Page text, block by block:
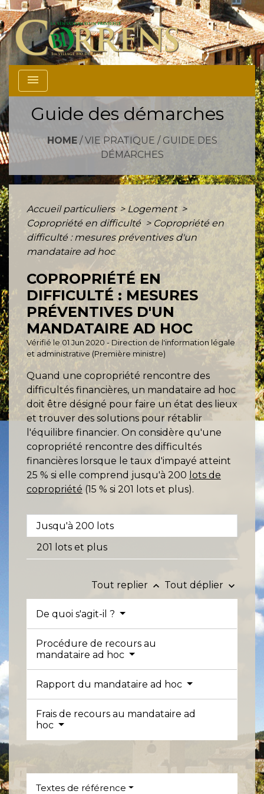
menu
Guide des démarches
HOME/ VIE PRATIQUE / GUIDE DES
DÉMARCHES
Accueil particuliers > Logement >
Copropriété en difficulté > Copropriété en
difficulté : mesures préventives d'un
mandataire ad hoc
COPROPRIÉTÉ EN
DIFFICULTÉ : MESURES
PRÉVENTIVES D'UN
MANDATAIRE AD HOC
Vérifié le 01 Jun 2020 - Direction de l'information légale
et administrative (Première ministre)
Quand une copropriété rencontre des
difficultés financières, un mandataire ad hoc
doit être désigné pour faire un état des lieux
et trouver des solutions pour rétablir
l'équilibre financier. On considère qu'une
copropriété rencontre des difficultés
financières lorsque le taux d'impayé atteint
25 % si elle comprend jusqu'à 200 lots de
copropriété (15 % si 201 lots et plus).
Jusqu'à 200 lots
201 lots et plus
Tout replier keyboard_arrow_up Tout déplier keyboard_arrow_down
De quoi s'agit-il ?
Procédure de recours au
mandataire ad hoc
Rapport du mandataire ad hoc
Frais de recours au mandataire ad
hoc
Textes de référence